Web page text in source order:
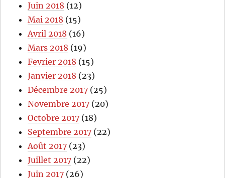
Juin 2018 (12)
Mai 2018 (15)
Avril 2018 (16)
Mars 2018 (19)
Fevrier 2018 (15)
Janvier 2018 (23)
Décembre 2017 (25)
Novembre 2017 (20)
Octobre 2017 (18)
Septembre 2017 (22)
Août 2017 (23)
Juillet 2017 (22)
Juin 2017 (26)